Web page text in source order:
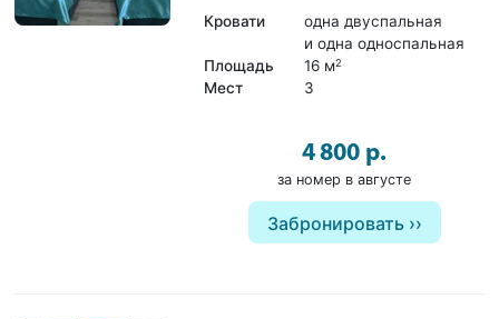
Кровати
одна двуспальная
и одна односпальная
Площадь
16 м2
Мест 3
4 800 р.
за номер в августе
Забронировать